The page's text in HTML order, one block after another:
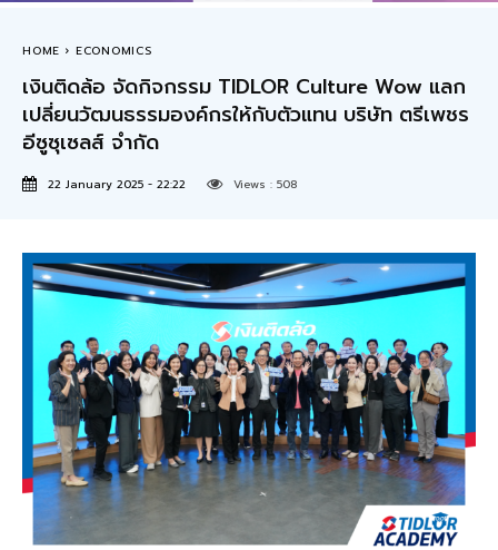
HOME ECONOMICS
เงินติดล้อ จัดกิจกรรม TIDLOR Culture Wow แลก
เปลี่ยนวัฒนธรรมองค์กรให้กับตัวแทน บริษัท ตรีเพชร
อีซูซุเซลส์ จำกัด
22 January 2025 - 22:22 Views : 508